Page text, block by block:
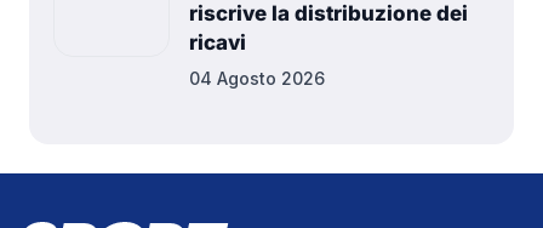
riscrive la distribuzione dei
ricavi
04 Agosto 2026